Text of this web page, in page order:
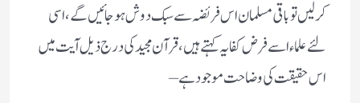
کرلیں تو باقی مسلمان اس فریضہ سے سبک دوش ہوجائیں گے، اسی
لئے علماء اسے فرض کفایہ کہتے ہیں، قرآن مجید کی درج ذیل آیت میں
اس حقیقت کی وضاحت موجود ہے –